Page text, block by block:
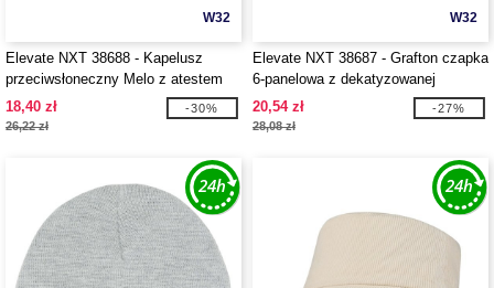
W32
Elevate NXT 38688 - Kapelusz
przeciwsłoneczny Melo z atestem
GRS, z materiału frotte z recyklingu
18,40 zł
26,22 zł
-30%
W32
Elevate NXT 38687 - Grafton czapka
6-panelowa z dekatyzowanej
bawełny
20,54 zł
28,08 zł
-27%